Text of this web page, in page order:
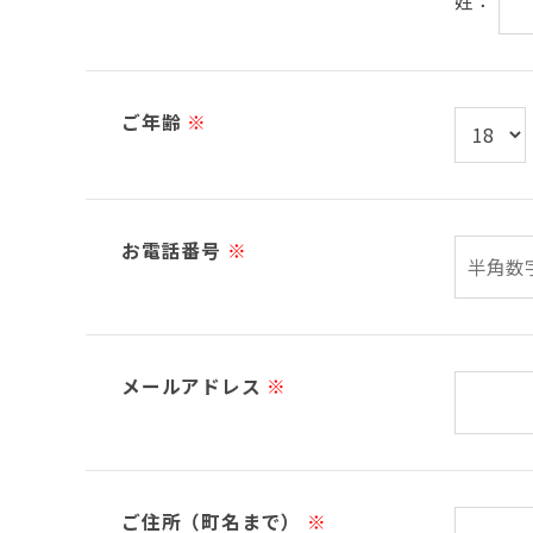
ご年齢 ※
お電話番号 ※
メールアドレス ※
ご住所（町名まで） ※